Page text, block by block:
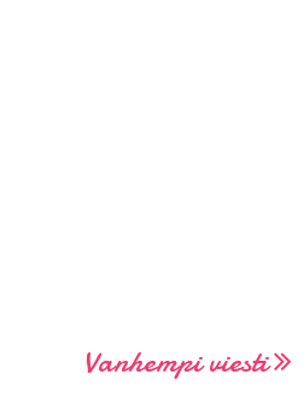
Vanhempi viesti